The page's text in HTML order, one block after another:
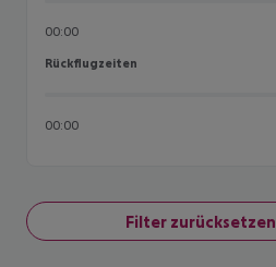
00:00
Rückflugzeiten
Rückflugzeiten
00:00
Filter zurücksetzen